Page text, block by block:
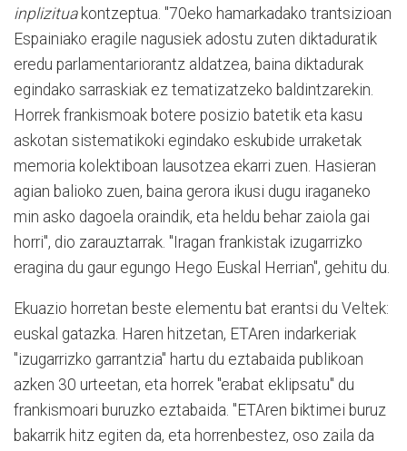
inplizituakontzeptua. "70eko hamarkadako trantsizioan
Espainiako eragile nagusiek adostu zuten diktaduratik
eredu parlamentariorantz aldatzea, baina diktadurak
egindako sarraskiak ez tematizatzeko baldintzarekin.
Horrek frankismoak botere posizio batetik eta kasu
askotan sistematikoki egindako eskubide urraketak
memoria kolektiboan lausotzea ekarri zuen. Hasieran
agian balioko zuen, baina gerora ikusi dugu iraganeko
min asko dagoela oraindik, eta heldu behar zaiola gai
horri", dio zarauztarrak. "Iragan frankistak izugarrizko
eragina du gaur egungo Hego Euskal Herrian", gehitu du.
Ekuazio horretan beste elementu bat erantsi du Veltek:
euskal gatazka. Haren hitzetan, ETAren indarkeriak
"izugarrizko garrantzia" hartu du eztabaida publikoan
azken 30 urteetan, eta horrek "erabat eklipsatu" du
frankismoari buruzko eztabaida. "ETAren biktimei buruz
bakarrik hitz egiten da, eta horrenbestez, oso zaila da